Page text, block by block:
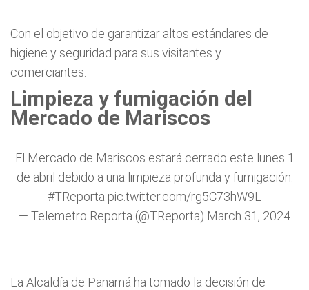
Con el objetivo de garantizar altos estándares de
higiene y seguridad para sus visitantes y
comerciantes.
Limpieza y fumigación del
Mercado de Mariscos
El Mercado de Mariscos estará cerrado este lunes 1
de abril debido a una limpieza profunda y fumigación.
#TReporta pic.twitter.com/rg5C73hW9L
— Telemetro Reporta (@TReporta) March 31, 2024
La Alcaldía de Panamá ha tomado la decisión de